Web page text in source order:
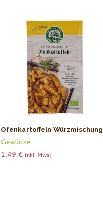
Ofenkartoffeln Würzmischung
Gewürze
1.49€ inkl. Mwst